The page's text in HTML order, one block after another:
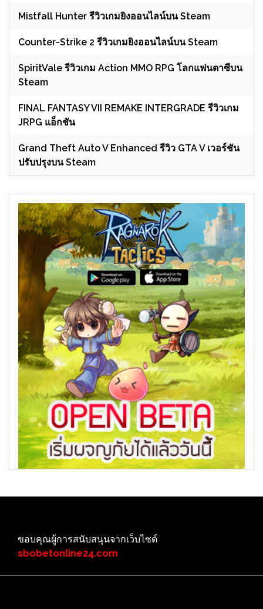
Mistfall Hunter รีวิวเกมยิงออนไลน์บน Steam
Counter-Strike 2 รีวิวเกมยิงออนไลน์บน Steam
SpiritVale รีวิวเกม Action MMO RPG โลกแฟนตาซีบน
Steam
FINAL FANTASY VII REMAKE INTERGRADE รีวิวเกม
JRPG แอ็กชัน
Grand Theft Auto V Enhanced รีวิว GTA V เวอร์ชัน
ปรับปรุงบน Steam
ขอบคุณผู้การสนับสนุนจากเว็บไซต์
sbobetonline24.com